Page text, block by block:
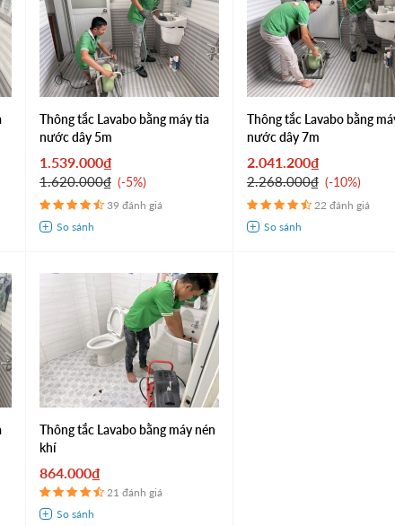
Thông tắc Lavabo bằng máy tia
nước dây 5m
1.539.000₫
1.620.000₫ -5%
39 đánh giá
Thông tắc Lavabo bằng
nước dây 7m
2.041.200₫
2.268.000₫ -10%
22 đánh giá
Thông tắc Lavabo bằng máy nén
khí
864.000₫
21 đánh giá